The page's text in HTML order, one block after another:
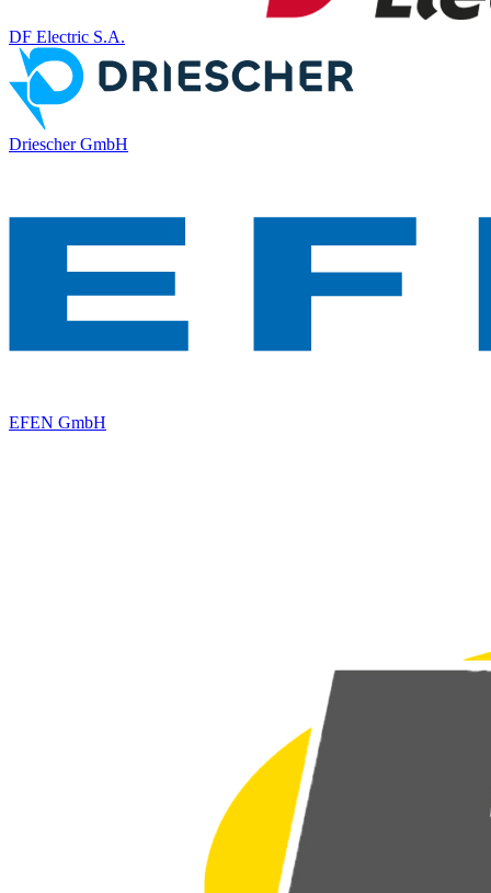
DF Electric S.A.
Driescher GmbH
EFEN GmbH